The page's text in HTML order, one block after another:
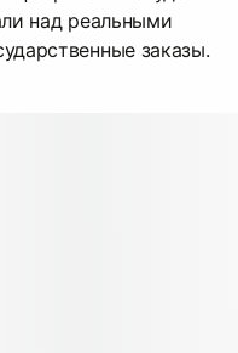
над реальными
заказы.